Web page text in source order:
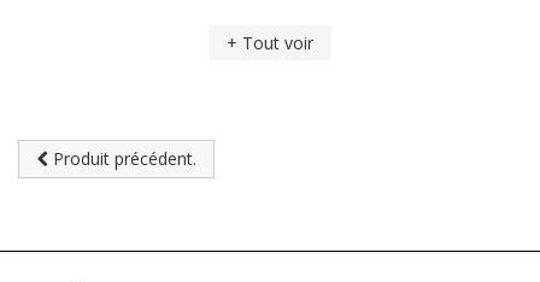
+ Tout voir
Produit précédent.